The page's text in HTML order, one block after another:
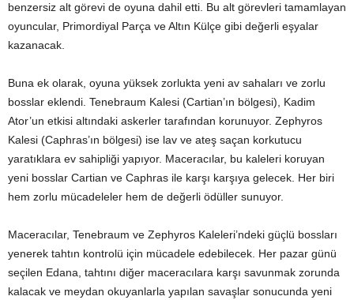
benzersiz alt görevi de oyuna dahil etti. Bu alt görevleri tamamlayan
oyuncular, Primordiyal Parça ve Altın Külçe gibi değerli eşyalar
kazanacak.
Buna ek olarak, oyuna yüksek zorlukta yeni av sahaları ve zorlu
bosslar eklendi. Tenebraum Kalesi (Cartian’ın bölgesi), Kadim
Ator’un etkisi altındaki askerler tarafından korunuyor. Zephyros
Kalesi (Caphras’ın bölgesi) ise lav ve ateş saçan korkutucu
yaratıklara ev sahipliği yapıyor. Maceracılar, bu kaleleri koruyan
yeni bosslar Cartian ve Caphras ile karşı karşıya gelecek. Her biri
hem zorlu mücadeleler hem de değerli ödüller sunuyor.
Maceracılar, Tenebraum ve Zephyros Kaleleri’ndeki güçlü bossları
yenerek tahtın kontrolü için mücadele edebilecek. Her pazar günü
seçilen Edana, tahtını diğer maceracılara karşı savunmak zorunda
kalacak ve meydan okuyanlarla yapılan savaşlar sonucunda yeni